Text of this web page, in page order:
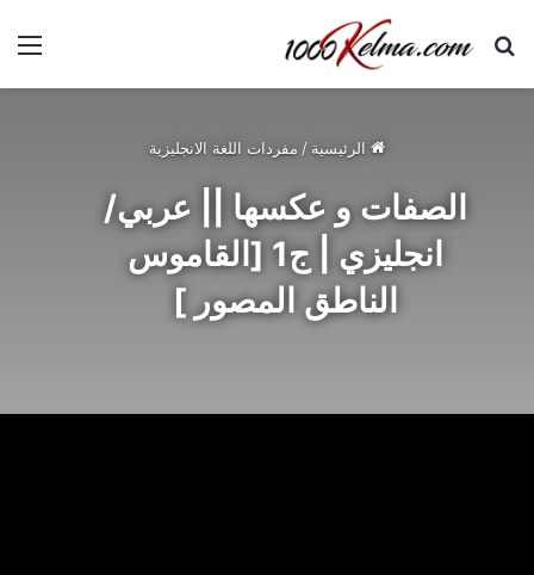
الرئيسية / مفردات اللغة الانجليزية
الصفات و عكسها || عربي/
انجليزي | ج1 [القاموس
الناطق المصور ]